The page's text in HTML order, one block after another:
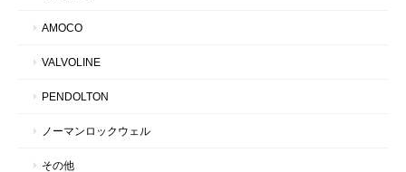
AMOCO
VALVOLINE
PENDOLTON
ノーマンロックウェル
その他